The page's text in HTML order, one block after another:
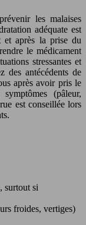
les malaises
adéquate est
et après la prise du
le médicament
stressantes et
des antécédents de
après avoir pris le
(pâleur,
est conseillée lors
surtout si
froides, vertiges)